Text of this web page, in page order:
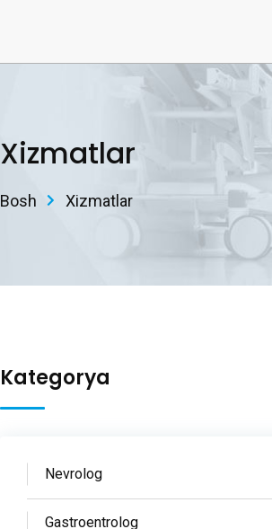
Xizmatlar
Bosh Xizmatlar
Kategorya
Nevrolog
Gastroentrolog